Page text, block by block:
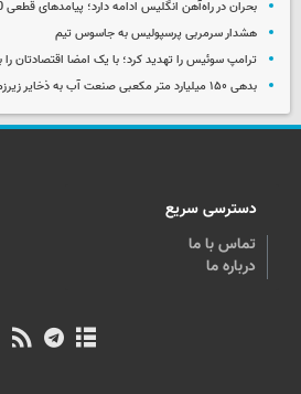
بحران در راه‌آهن انگلیس ادامه دارد؛ پیامدهای قطعی 90 ثانیه‌ای برق
هشدار سرمربی پرسپولیس به جاسوس تیم
ترامپ سوئیس را تهدید کرد؛ با یک امضا اقتصادتان
بدهی ۱۵۰ میلیارد متر مکعبی صنعت آب به ذخایر زیرزمینی کشور
دسترسی سریع
تماس با ما
درباره ما